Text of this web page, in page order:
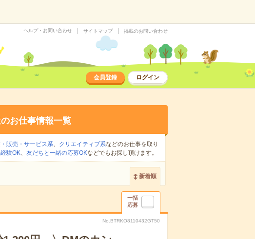
ヘルプ・お問い合わせ サイトマップ 掲載のお問い合わせ
会員登録 ログイン
お仕事情報一覧
販売・サービス系、 クリエイティブ系などのお仕事を取り
験OK、 友だちと一緒の応募OKなどでもお探し頂けます。
新着順
一括
応募
No.BTRKO8110432GT50